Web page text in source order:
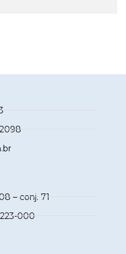
– conj. 71
000